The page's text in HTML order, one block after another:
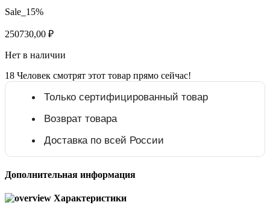
Sale_15%
250730,00 ₽
Нет в наличии
18 Человек смотрят этот товар прямо сейчас!
Только сертифицированный товар
Возврат товара
Доставка по всей России
Дополнительная информация
Характеристики